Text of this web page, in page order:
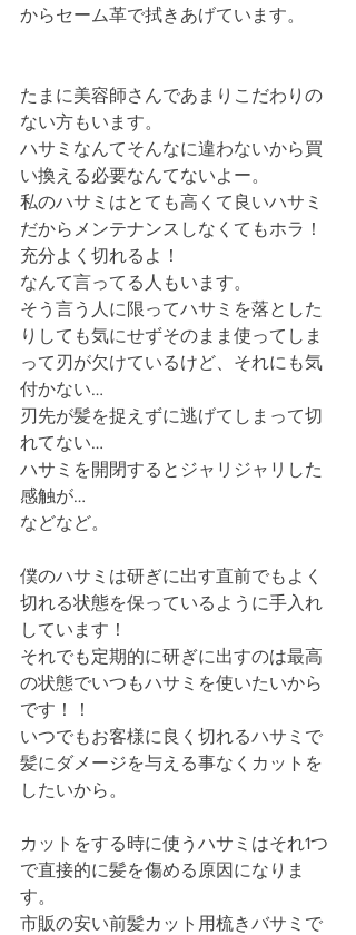
からセーム革で拭きあげています。
たまに美容師さんであまりこだわりの
ない方もいます。
ハサミなんてそんなに違わないから買
い換える必要なんてないよー。
私のハサミはとても高くて良いハサミ
だからメンテナンスしなくてもホラ！
充分よく切れるよ！
なんて言ってる人もいます。
そう言う人に限ってハサミを落とした
りしても気にせずそのまま使ってしま
って刃が欠けているけど、それにも気
付かない…
刃先が髪を捉えずに逃げてしまって切
れてない…
ハサミを開閉するとジャリジャリした
感触が…
などなど。
僕のハサミは研ぎに出す直前でもよく
切れる状態を保っているように手入れ
しています！
それでも定期的に研ぎに出すのは最高
の状態でいつもハサミを使いたいから
です！！
いつでもお客様に良く切れるハサミで
髪にダメージを与える事なくカットを
したいから。
カットをする時に使うハサミはそれ1つ
で直接的に髪を傷める原因になりま
す。
市販の安い前髪カット用梳きバサミで